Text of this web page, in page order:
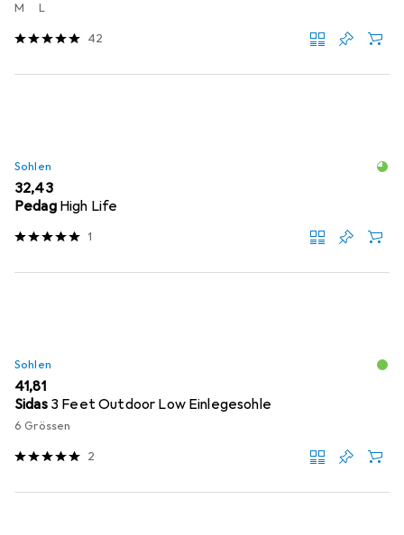
M L
42
Sohlen
EUR
32,43
Pedag High Life
1
Sohlen
EUR
41,81
Sidas 3 Feet Outdoor Low Einlegesohle
6 Grössen
2